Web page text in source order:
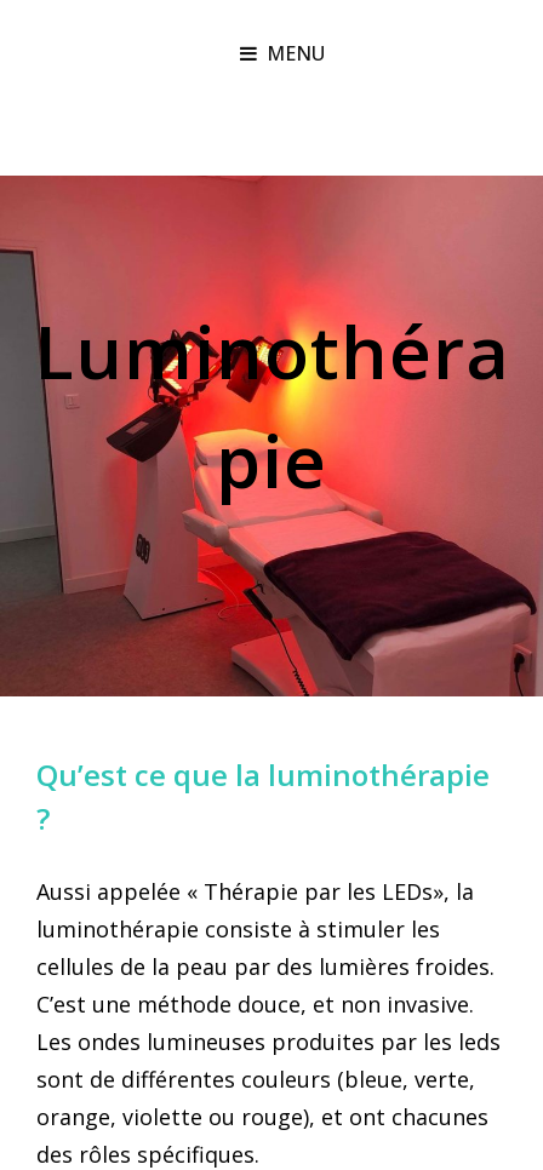
MENU
Luminothéra
pie
Qu’est ce que la luminothérapie
? ⁣⁣⁣⁣
Aussi appelée « Thérapie par les LEDs», la
luminothérapie consiste à stimuler les
cellules de la peau par des lumières froides.
C’est une méthode douce, et non invasive.
Les ondes lumineuses produites par les leds
sont de différentes couleurs (bleue, verte,
orange, violette ou rouge), et ont chacunes
des rôles spécifiques.